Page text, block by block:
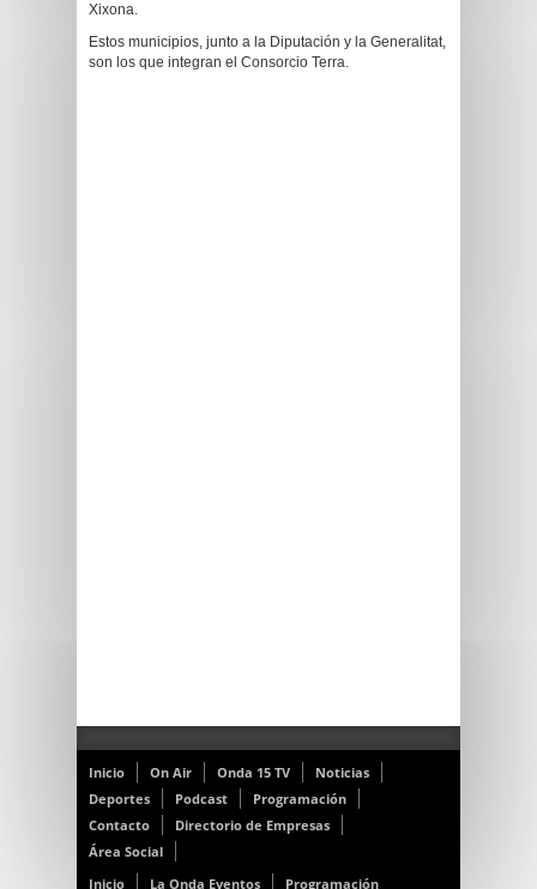
Xixona.
Estos municipios, junto a la Diputación y la Generalitat,
son los que integran el Consorcio Terra.
Inicio On Air Onda 15 TV
Noticias
Deportes
Podcast
Programación
Contacto
Directorio de Empresas
Área Social
Inicio
La Onda Eventos Programación